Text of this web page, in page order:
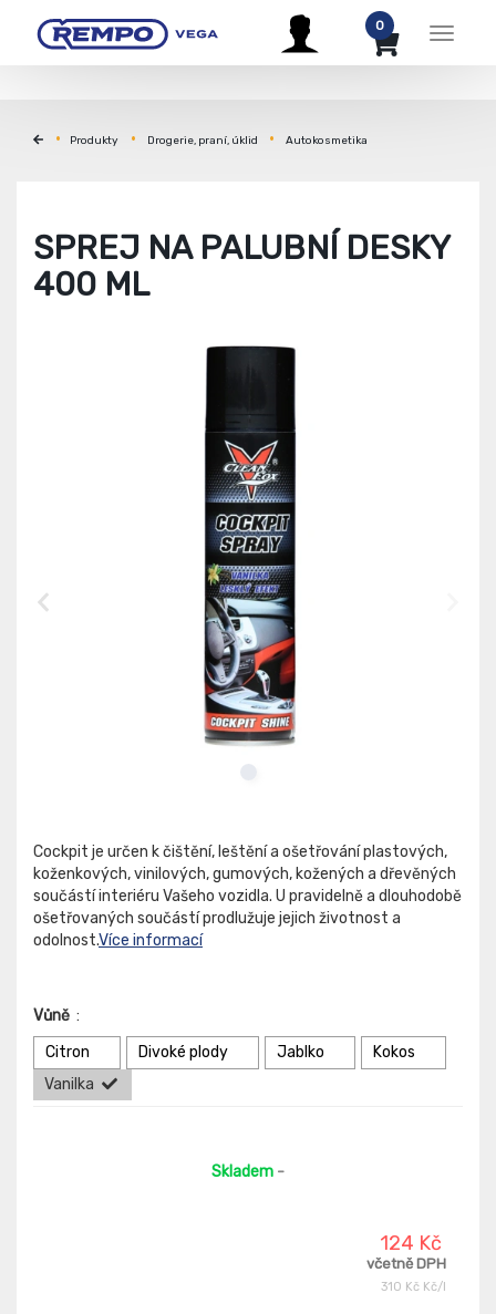
Menu
0
Produkty Drogerie, praní, úklid Autokosmetika
SPREJ NA PALUBNÍ DESKY
400 ML
Cockpit je určen k čištění, leštění a ošetřování plastových,
koženkových, vinilových, gumových, kožených a dřevěných
součástí interiéru Vašeho vozidla. U pravidelně a dlouhodobě
ošetřovaných součástí prodlužuje jejich životnost a
odolnost.Více informací
Vůně :
Citron
Divoké plody Jablko
Kokos
Vanilka
Skladem -
124 Kč
včetně DPH
310 Kč Kč/l